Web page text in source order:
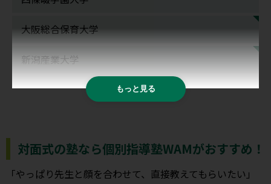
大阪総合保育大学
新潟産業大学
もっと見る
対面式の塾なら個別指導塾WAMがおすすめ！
「やっぱり先生と顔を合わせて、直接教えてもらいたい」